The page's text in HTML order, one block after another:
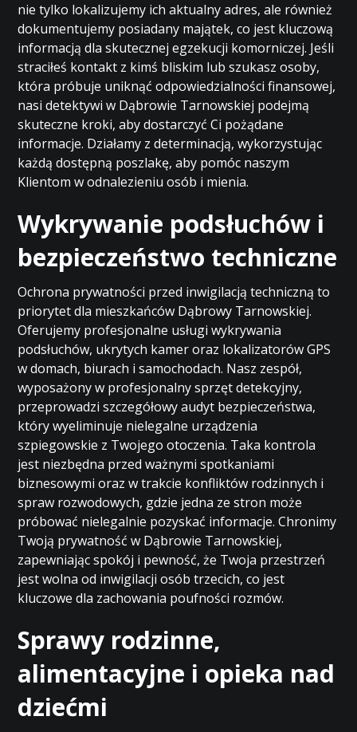
nie tylko lokalizujemy ich aktualny adres, ale również
dokumentujemy posiadany majątek, co jest kluczową
informacją dla skutecznej egzekucji komorniczej. Jeśli
straciłeś kontakt z kimś bliskim lub szukasz osoby,
która próbuje uniknąć odpowiedzialności finansowej,
nasi detektywi w Dąbrowie Tarnowskiej podejmą
skuteczne kroki, aby dostarczyć Ci pożądane
informacje. Działamy z determinacją, wykorzystując
każdą dostępną poszlakę, aby pomóc naszym
Klientom w odnalezieniu osób i mienia.
Wykrywanie podsłuchów i
bezpieczeństwo techniczne
Ochrona prywatności przed inwigilacją techniczną to
priorytet dla mieszkańców Dąbrowy Tarnowskiej.
Oferujemy profesjonalne usługi wykrywania
podsłuchów, ukrytych kamer oraz lokalizatorów GPS
w domach, biurach i samochodach. Nasz zespół,
wyposażony w profesjonalny sprzęt detekcyjny,
przeprowadzi szczegółowy audyt bezpieczeństwa,
który wyeliminuje nielegalne urządzenia
szpiegowskie z Twojego otoczenia. Taka kontrola
jest niezbędna przed ważnymi spotkaniami
biznesowymi oraz w trakcie konfliktów rodzinnych i
spraw rozwodowych, gdzie jedna ze stron może
próbować nielegalnie pozyskać informacje. Chronimy
Twoją prywatność w Dąbrowie Tarnowskiej,
zapewniając spokój i pewność, że Twoja przestrzeń
jest wolna od inwigilacji osób trzecich, co jest
kluczowe dla zachowania poufności rozmów.
Sprawy rodzinne,
alimentacyjne i opieka nad
dziećmi